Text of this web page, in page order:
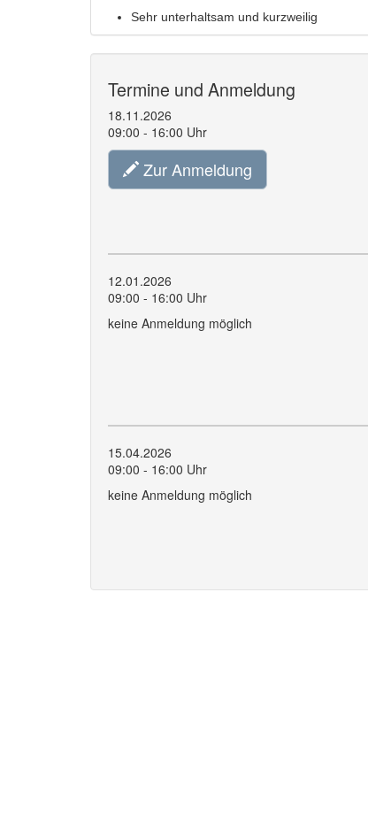
Sehr unterhaltsam und kurzweilig
Termine und Anmeldung
18.11.2026
09:00 - 16:00 Uhr
Zur Anmeldung
12.01.2026
09:00 - 16:00 Uhr
keine Anmeldung möglich
15.04.2026
09:00 - 16:00 Uhr
keine Anmeldung möglich